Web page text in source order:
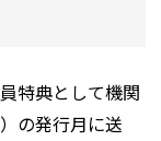
特典として機関
の発行月に送